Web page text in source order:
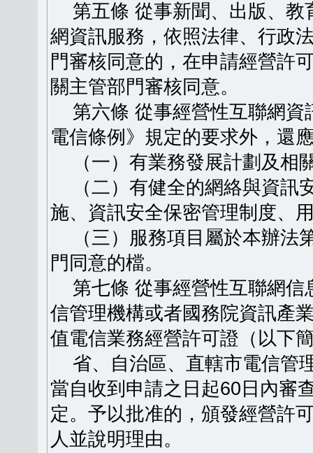
第五條 從事新聞、出版、教
網資訊服務，依照法律、行政
門審核同意的，在申請經營許
關主管部門審核同意。
第六條 從事經營性互聯網資
電信條例》規定的要求外，還
（一）有業務發展計劃及相
（二）有健全的網絡與資訊
施、資訊安全保密管理制度、
（三）服務項目屬於本辦法
門同意的檔。
第七條 從事經營性互聯網信
信管理機構或者國務院資訊產
值電信業務經營許可證（以下
省、自治區、直轄市電信管
當自收到申請之日起60日內審
定。予以批准的，頒發經營許
人並說明理由。